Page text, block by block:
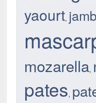
yaourt,
mozarella,
pates,